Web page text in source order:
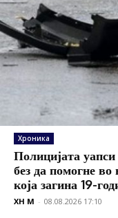
Хроника
Полицијата уапси
без да помогне
која загина 19-
XH M - 08.08.2026 17:10